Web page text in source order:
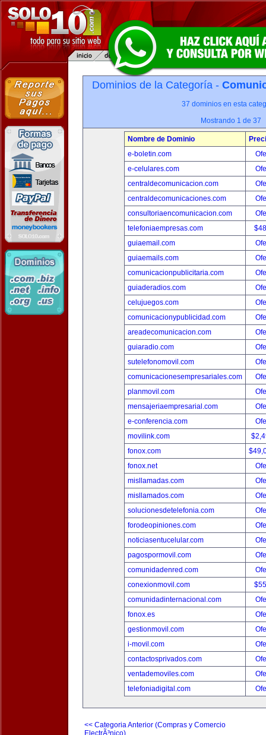
Dominios de la Categoría -
37 dominios en esta
Mostrando 1 de 37
Nombre de Dominio
e-boletin.com
e-celulares.com
centraldecomunicacion.com
centraldecomunicaciones.com
consultoriaencomunicacion.com
telefoniaempresas.com
guiaemail.com
guiaemails.com
comunicacionpublicitaria.com
guiaderadios.com
celujuegos.com
comunicacionypublicidad.com
areadecomunicacion.com
guiaradio.com
sutelefonomovil.com
comunicacionesempresariales.com
planmovil.com
mensajeriaempresarial.com
e-conferencia.com
movilink.com
fonox.com
fonox.net
misllamadas.com
misllamados.com
solucionesdetelefonia.com
forodeopiniones.com
noticiasentucelular.com
pagospormovil.com
comunidadenred.com
conexionmovil.com
comunidadinternacional.com
fonox.es
gestionmovil.com
i-movil.com
contactosprivados.com
ventademoviles.com
telefoniadigital.com
<< Categoria Anterior (Compras y Comercio
ElectrÃ³nico)